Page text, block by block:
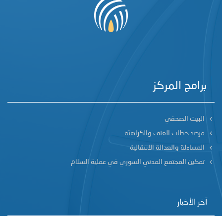
برامج المركز
البيت الصحفي
مرصد خطاب العنف والكراهيّة
المساءلة والعدالة الانتقالية
تمكين المجتمع المدني السوري في عملية السلام
آخر الأخبار